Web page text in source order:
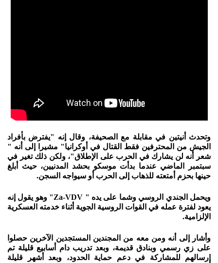
وتحدث أنيتين في مقابلة مع الصحيفة، وقال إنه "يفترض بأفراد
الجيش من المحترفين فقط القتال في أوكرانيا" مشيرا إلى أنه "
شعر أنه لن يشارك في الحرب على الإطلاق"، ولكن ذلك تغير في
سبتمبر الماضي عندما بدأت موسكو بحشد المدنيين، حيث أبلغ
حينها بحزم أمتعته للذهاب إلى الحرب أو سيواجه السجن.
ويحمل الجندي الروسي وشما على يده " Za-VDV" وهو يقول إنه
يعود لفترة عمله في القوات الروسية الجوية أثناء خدمته العسكرية
الإلزامية.
وأشار إلى أنه ومن معه من المجندين المستجدين الآخرين حصلوا
على زي رسمي وبنادق قديمة، وبعد تدريب دام أسابيع قليلة تم
إرسالهم للمشاركة في دعم حماية الحدود، وبعد أشهر قليلة